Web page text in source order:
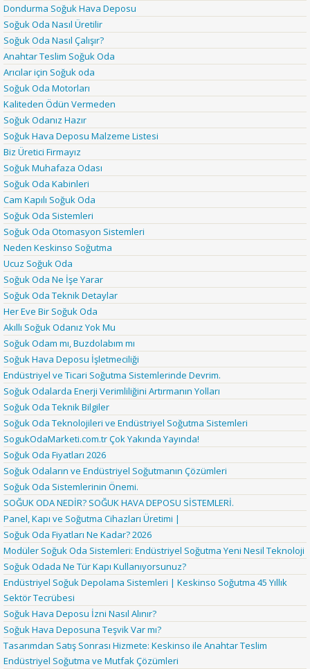
Dondurma Soğuk Hava Deposu
Soğuk Oda Nasıl Üretilir
Soğuk Oda Nasıl Çalışır?
Anahtar Teslim Soğuk Oda
Arıcılar için Soğuk oda
Soğuk Oda Motorları
Kaliteden Ödün Vermeden
Soğuk Odanız Hazır
Soğuk Hava Deposu Malzeme Listesi
Biz Üretici Firmayız
Soğuk Muhafaza Odası
Soğuk Oda Kabinleri
Cam Kapılı Soğuk Oda
Soğuk Oda Sistemleri
Soğuk Oda Otomasyon Sistemleri
Neden Keskinso Soğutma
Ucuz Soğuk Oda
Soğuk Oda Ne İşe Yarar
Soğuk Oda Teknik Detaylar
Her Eve Bir Soğuk Oda
Akıllı Soğuk Odanız Yok Mu
Soğuk Odam mı, Buzdolabım mı
Soğuk Hava Deposu İşletmeciliği
Endüstriyel ve Ticari Soğutma Sistemlerinde Devrim.
Soğuk Odalarda Enerji Verimliliğini Artırmanın Yolları
Soğuk Oda Teknik Bilgiler
Soğuk Oda Teknolojileri ve Endüstriyel Soğutma Sistemleri
SogukOdaMarketi.com.tr Çok Yakında Yayında!
Soğuk Oda Fiyatları 2026
Soğuk Odaların ve Endüstriyel Soğutmanın Çözümleri
Soğuk Oda Sistemlerinin Önemi.
SOĞUK ODA NEDİR? SOĞUK HAVA DEPOSU SİSTEMLERİ.
Panel, Kapı ve Soğutma Cihazları Üretimi |
Soğuk Oda Fiyatları Ne Kadar? 2026
Modüler Soğuk Oda Sistemleri: Endüstriyel Soğutma Yeni Nesil Teknoloji
Soğuk Odada Ne Tür Kapı Kullanıyorsunuz?
Endüstriyel Soğuk Depolama Sistemleri | Keskinso Soğutma 45 Yıllık
Sektör Tecrübesi
Soğuk Hava Deposu İzni Nasıl Alınır?
Soğuk Hava Deposuna Teşvik Var mı?
Tasarımdan Satış Sonrası Hizmete: Keskinso ile Anahtar Teslim
Endüstriyel Soğutma ve Mutfak Çözümleri